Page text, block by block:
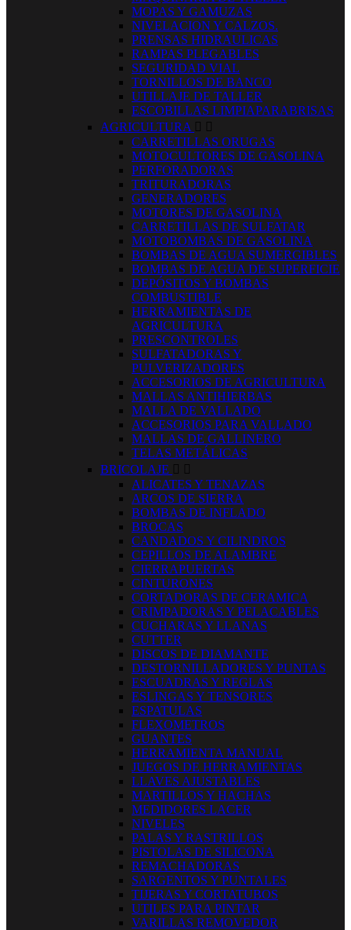
MOPAS Y GAMUZAS
NIVELACION Y CALZOS.
PRENSAS HIDRAULICAS
RAMPAS PLEGABLES
SEGURIDAD VIAL
TORNILLOS DE BANCO
UTILLAJE DE TALLER
ESCOBILLAS LIMPIAPARABRISAS
AGRICULTURA  
CARRETILLAS ORUGAS
MOTOCULTORES DE GASOLINA
PERFORADORAS
TRITURADORAS
GENERADORES
MOTORES DE GASOLINA
CARRETILLAS DE SULFATAR
MOTOBOMBAS DE GASOLINA
BOMBAS DE AGUA SUMERGIBLES
BOMBAS DE AGUA DE SUPERFICIE
DEPÓSITOS Y BOMBAS
COMBUSTIBLE
HERRAMIENTAS DE
AGRICULTURA
PRESCONTROLES
SULFATADORAS Y
PULVERIZADORES
ACCESORIOS DE AGRICULTURA
MALLAS ANTIHIERBAS
MALLA DE VALLADO
ACCESORIOS PARA VALLADO
MALLAS DE GALLINERO
TELAS METÁLICAS
BRICOLAJE  
ALICATES Y TENAZAS
ARCOS DE SIERRA
BOMBAS DE INFLADO
BROCAS
CANDADOS Y CILINDROS
CEPILLOS DE ALAMBRE
CIERRAPUERTAS
CINTURONES
CORTADORAS DE CERAMICA
CRIMPADORAS Y PELACABLES
CUCHARAS Y LLANAS
CUTTER
DISCOS DE DIAMANTE
DESTORNILLADORES Y PUNTAS
ESCUADRAS Y REGLAS
ESLINGAS Y TENSORES
ESPATULAS
FLEXOMETROS
GUANTES
HERRAMIENTA MANUAL
JUEGOS DE HERRAMIENTAS
LLAVES AJUSTABLES
MARTILLOS Y HACHAS
MEDIDORES LACER
NIVELES
PALAS Y RASTRILLOS
PISTOLAS DE SILICONA
REMACHADORAS
SARGENTOS Y PUNTALES
TIJERAS Y CORTATUBOS
UTILES PARA PINTAR
VARILLAS REMOVEDOR